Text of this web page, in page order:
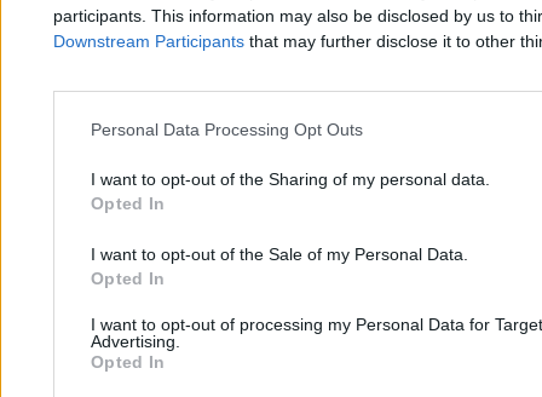
participants. This information may also be disclosed by us to
Downstream Participants that may further disclose it to other
Personal Data Processing Opt Outs
I want to opt-out of the Sharing of my personal data.
Opted In
I want to opt-out of the Sale of my Personal Data.
Opted In
I want to opt-out of processing my Personal Data for
Advertising.
Opted In
FBI odzyskało usunięte wiadomości z
komunikatora Signal na iPhonie